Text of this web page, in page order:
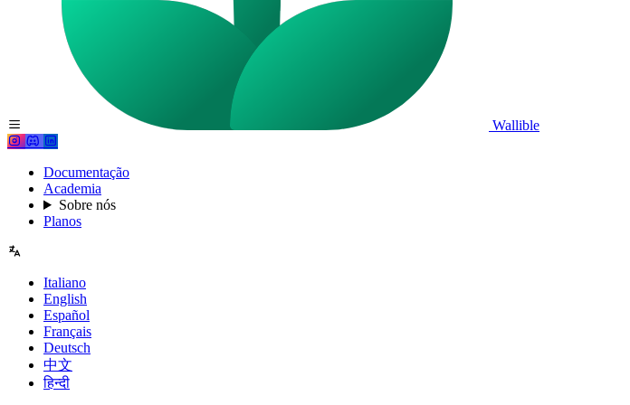
Wallible
Documentação
Academia
Sobre nós
Planos
Italiano
English
Español
Français
Deutsch
中文
हिन्दी